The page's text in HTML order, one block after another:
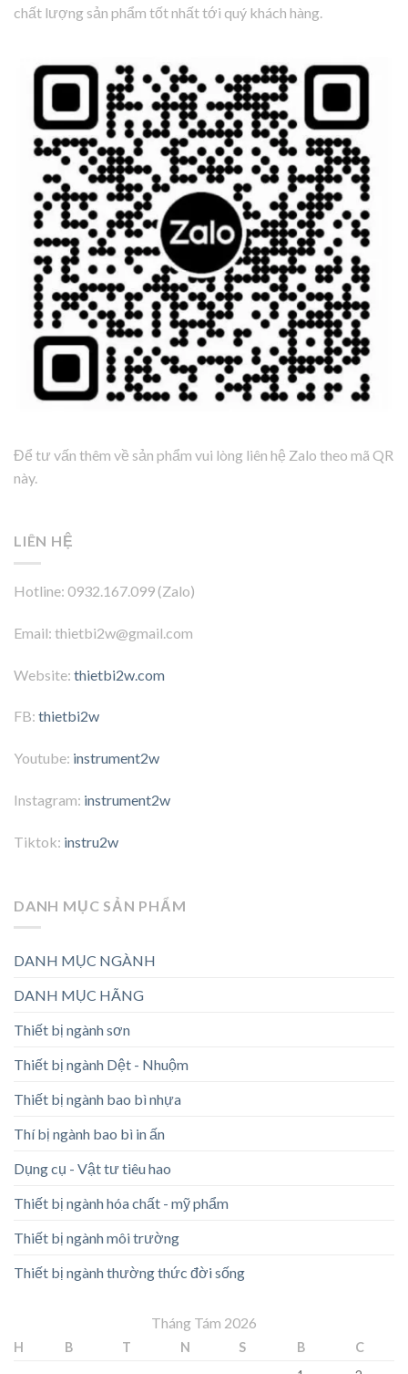
chất lượng sản phẩm tốt nhất tới quý khách hàng.
Để tư vấn thêm về sản phẩm vui lòng liên hệ Zalo theo mã QR
này.
LIÊN HỆ
Hotline: 0932.167.099 (Zalo)
Email: thietbi2w@gmail.com
Website: thietbi2w.com
FB: thietbi2w
Youtube: instrument2w
Instagram: instrument2w
Tiktok: instru2w
DANH MỤC SẢN PHẨM
DANH MỤC NGÀNH
DANH MỤC HÃNG
Thiết bị ngành sơn
Thiết bị ngành Dệt - Nhuộm
Thiết bị ngành bao bì nhựa
Thí bị ngành bao bì in ấn
Dụng cụ - Vật tư tiêu hao
Thiết bị ngành hóa chất - mỹ phẩm
Thiết bị ngành môi trường
Thiết bị ngành thường thức đời sống
Tháng Tám 2026
H B T N S B
C